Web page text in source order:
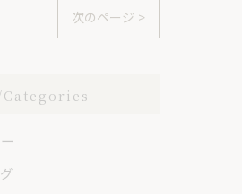
次のページ >
Categories